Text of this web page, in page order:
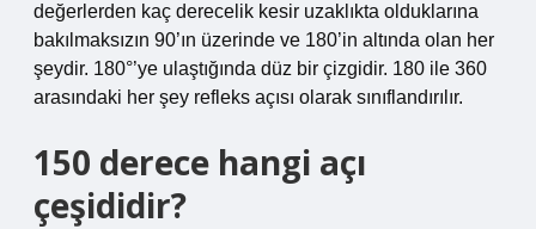
değerlerden kaç derecelik kesir uzaklıkta olduklarına
bakılmaksızın 90’ın üzerinde ve 180’in altında olan her
şeydir. 180°’ye ulaştığında düz bir çizgidir. 180 ile 360 ​​
arasındaki her şey refleks açısı olarak sınıflandırılır.
150 derece hangi açı
çeşididir?